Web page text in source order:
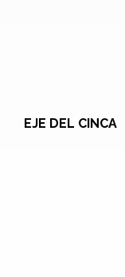
EJE DEL CINCA